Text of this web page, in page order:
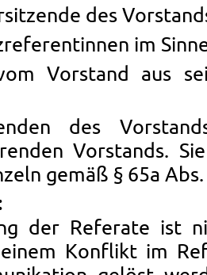
des
im
Vor­stand aus
des
Vor­stands.
gemäß § 65a Abs.
der Refer­ate ist
Kon­flikt im